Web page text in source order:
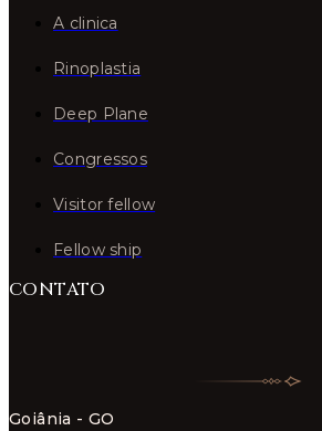
A clinica
Rinoplastia
Deep Plane
Congressos
Visitor fellow
Fellow ship
CONTATO
Goiânia - GO